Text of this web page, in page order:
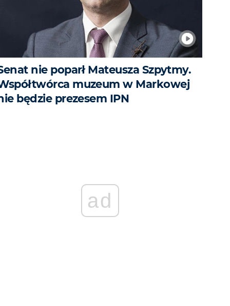
nie poparł Mateusza Szpytmy.
muzeum w Markowej
będzie prezesem IPN
ad